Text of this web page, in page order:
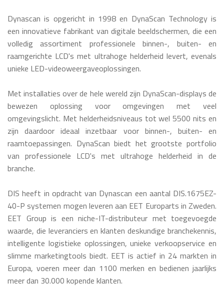
Dynascan is opgericht in 1998 en DynaScan Technology is
een innovatieve fabrikant van digitale beeldschermen, die een
volledig assortiment professionele binnen-, buiten- en
raamgerichte LCD's met ultrahoge helderheid levert, evenals
unieke LED-videoweergaveoplossingen.
Met installaties over de hele wereld zijn DynaScan-displays de
bewezen oplossing voor omgevingen met veel
omgevingslicht. Met helderheidsniveaus tot wel 5500 nits en
zijn daardoor ideaal inzetbaar voor binnen-, buiten- en
raamtoepassingen. DynaScan biedt het grootste portfolio
van professionele LCD's met ultrahoge helderheid in de
branche.
DIS heeft in opdracht van Dynascan een aantal DIS.1675EZ-
40-P systemen mogen leveren aan EET Europarts in Zweden.
EET Group is een niche-IT-distributeur met toegevoegde
waarde, die leveranciers en klanten deskundige branchekennis,
intelligente logistieke oplossingen, unieke verkoopservice en
slimme marketingtools biedt. EET is actief in 24 markten in
Europa, voeren meer dan 1100 merken en bedienen jaarlijks
meer dan 30.000 kopende klanten.